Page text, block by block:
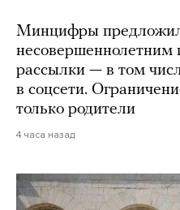
Минцифры
рассылки — в том
в соцсети.
только родители
4 часа назад